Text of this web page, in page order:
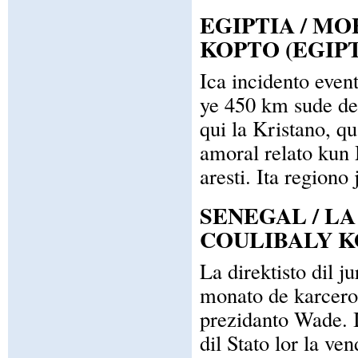
EGIPTIA /
KOPTO
Ica incidento
ye 450 km sude
qui la Kristano,
amoral relato
aresti. Ita
SENEGAL /
COULIBALY
La direktisto dil
monato de
prezidanto Wade.
dil Stato lor la